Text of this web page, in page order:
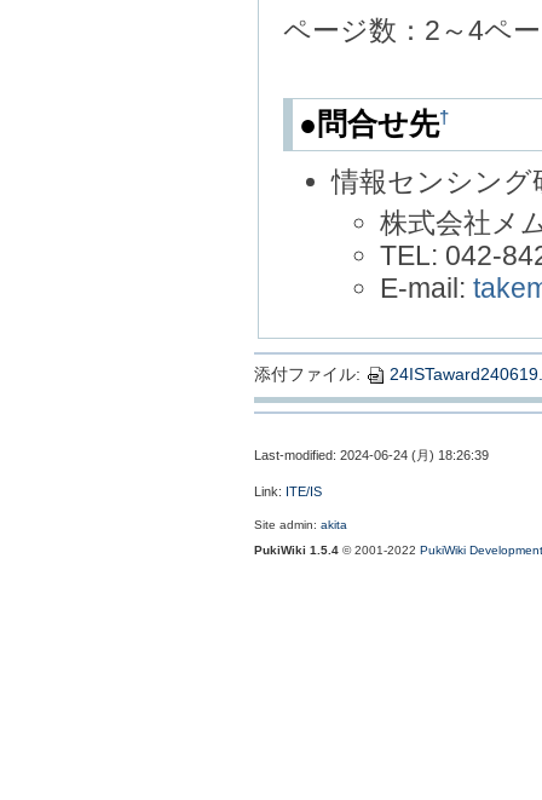
ページ数：2～4ペ
●問合せ先†
情報センシング
株式会社メ
TEL: 042-
E-mail:
添付ファイル:
Last-modified: 2024-06-24 (月) 18:26:39
Link: ITE/IS
Site admin: akita
PukiWiki 1.5.4 © 2001-2022 PukiWiki